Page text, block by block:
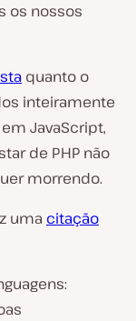
os nossos
quanto o
inteiramente
JavaScript,
de PHP não
morrendo.
uma citação